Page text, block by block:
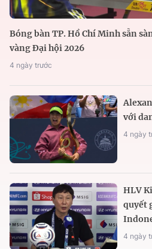
Bóng bàn TP. Hồ Chí Minh sẵn
vàng Đại hội 2026
4 ngày trước
với
4 ngày
HLV
quyết
4 ngày